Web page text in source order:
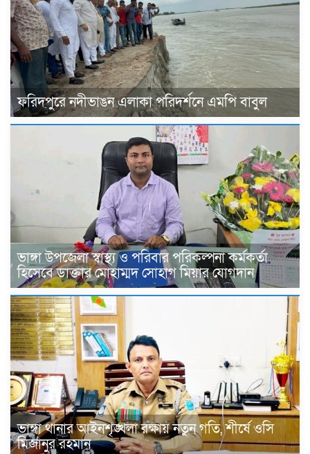
ফরিদপুরে নদীভাঙন এলাকা পরিদর্শনে এমপি বাবুল
ভাঙ্গা উপজেলা স্বাস্থ্য ও পরিবার পরিকল্পনা কর্মকর্তা
হিসেবে ডাক্তার মোহাম্মদ সোহাগ মিয়ার যোগদান
ভাঙ্গা থানার আইনশৃঙ্খলা রক্ষায় নতুন গতি, শীর্ষে ওসি
মিজানুর রহমান